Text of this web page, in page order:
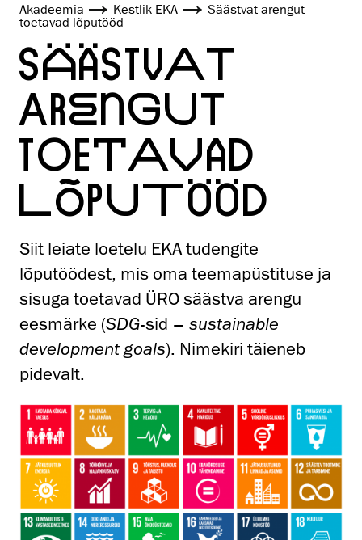
Akadeemia Kestlik EKA
Säästvat arengut
toetavad lõputööd
SÄÄSTVAT
ARENGUT
TOETAVAD
LÕPUTÖÖD
Siit leiate loetelu EKA tudengite
lõputöödest, mis oma teemapüstituse ja
sisuga toetavad ÜRO säästva arengu
eesmärke (SDG-sid – sustainable
development goals). Nimekiri täieneb
pidevalt.